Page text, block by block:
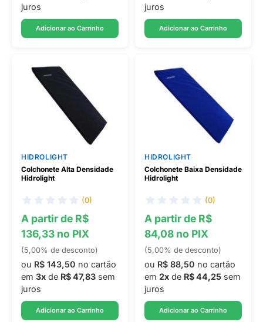
juros
Adicionar ao Carrinho
juros
Adicionar ao Carrinho
HIDROLIGHT
Colchonete Alta Densidade
Hidrolight
(0)
A partir de R$
136,33 no PIX
(5,00% de desconto)
ou R$ 143,50 no cartão
em 3x de R$ 47,83 sem
juros
Adicionar ao Carrinho
HIDROLIGHT
Colchonete Baixa Densidade
Hidrolight
(0)
A partir de R$
84,08 no PIX
(5,00% de desconto)
ou R$ 88,50 no cartão
em 2x de R$ 44,25 sem
juros
Adicionar ao Carrinho